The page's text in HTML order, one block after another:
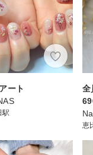
ート
駅
全
恵